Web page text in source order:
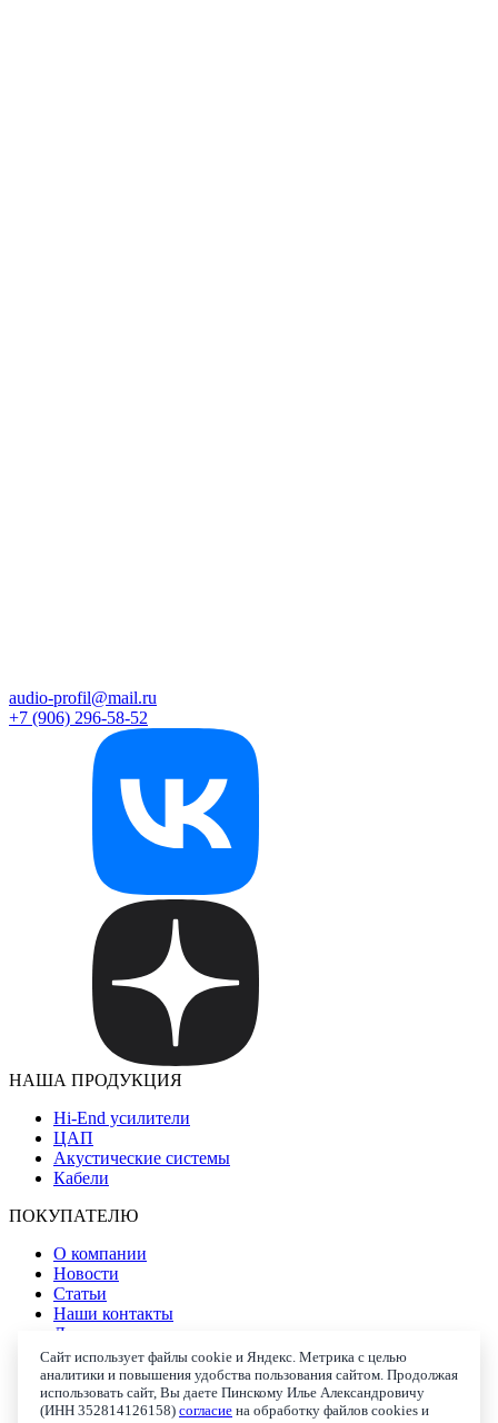
audio-profil@mail.ru
+7 (906) 296-58-52
НАША ПРОДУКЦИЯ
Hi-End усилители
ЦАП
Акустические системы
Кабели
ПОКУПАТЕЛЮ
О компании
Новости
Статьи
Наши контакты
Доставка и оплата
Гарантия и сервис
Политика конфиденциальности
Согласие на обработку персональных данных
Сайт использует файлы cookie и Яндекс. Метрика с целью
аналитики и повышения удобства пользования сайтом. Продолжая
использовать сайт, Вы даете Пинскому Илье Александровичу
(ИНН 352814126158) согласие на обработку файлов cookies и